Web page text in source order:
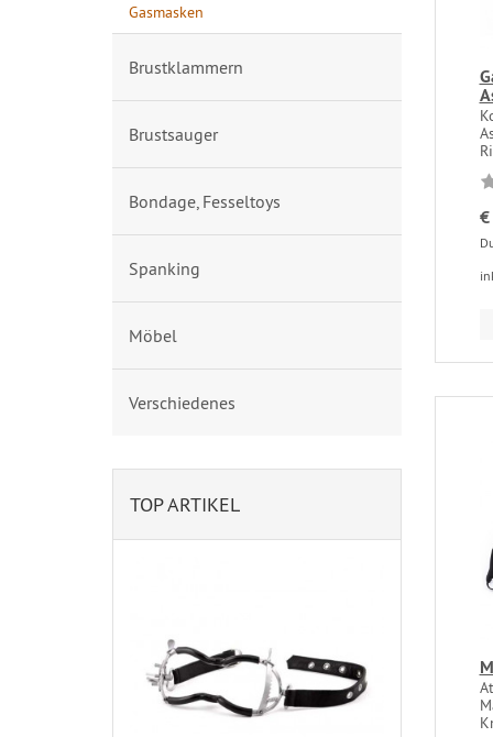
Gasmasken
Brustklammern
Brustsauger
Bondage, Fesseltoys
Spanking
Möbel
Verschiedenes
TOP ARTIKEL